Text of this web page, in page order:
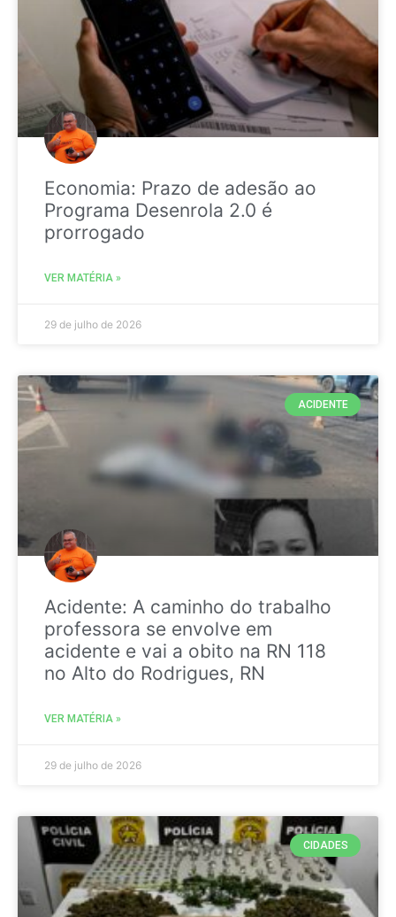
Economia: Prazo de adesão ao
Programa Desenrola 2.0 é
prorrogado
VER MATÉRIA »
29 de julho de 2026
ACIDENTE
Acidente: A caminho do trabalho
professora se envolve em
acidente e vai a obito na RN 118
no Alto do Rodrigues, RN
VER MATÉRIA »
29 de julho de 2026
CIDADES